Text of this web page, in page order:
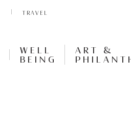
TRAVEL
WELL
BEING
ART &